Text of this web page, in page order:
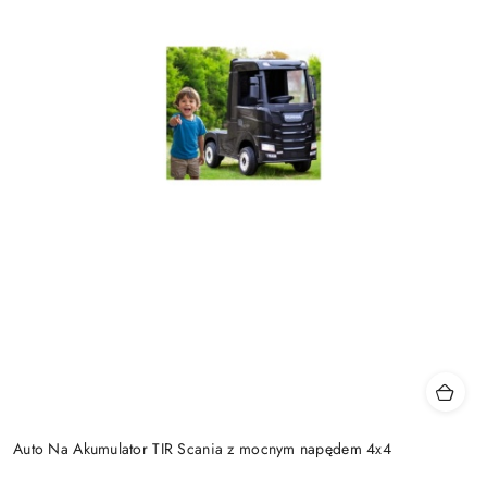
Auto Na Akumulator TIR Scania z mocnym napędem 4x4